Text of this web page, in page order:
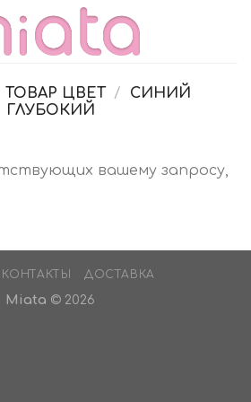
ТОВАР ЦВЕТ /
СИНИЙ
ГЛУБОКИЙ
вашему запросу,
КОНТАКТЫ ДОСТАВКА
Miata © 2026